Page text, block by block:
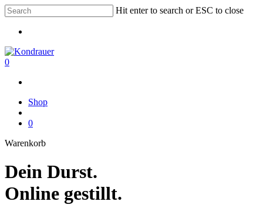
Skip
to
main
Hit enter to search or ESC to close
Search
search
0
Shop
0
WarenkorbWarenkorb
Dein Durst.
Online gestillt.